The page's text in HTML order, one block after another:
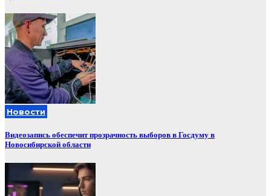
Новости
Видеозапись обеспечит прозрачность выборов в Госдуму в
Новосибирской области